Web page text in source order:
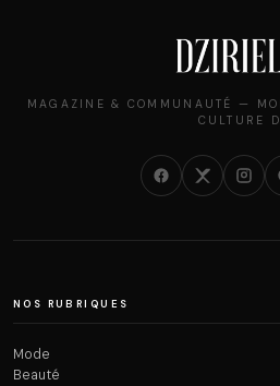
MAGAZINE & COMMUNAUTÉ —
CULTURE
NOS RUBRIQUES
Mode
Beauté